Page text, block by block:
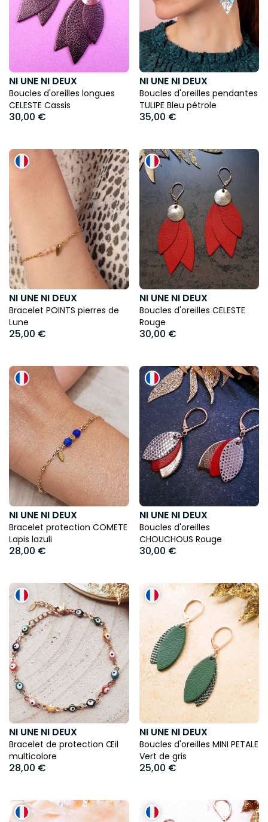
NI UNE NI DEUX
Boucles d'oreilles longues
CELESTE Cassis
30,00 €
NI UNE NI DEUX
Boucles d'oreilles pendantes
TULIPE Bleu pétrole
35,00 €
NI UNE NI DEUX
Bracelet POINTS pierres de
Lune
25,00 €
NI UNE NI DEUX
Boucles d'oreilles CELESTE
Rouge
30,00 €
NI UNE NI DEUX
Bracelet protection COMETE
Lapis lazuli
28,00 €
NI UNE NI DEUX
Boucles d'oreilles
CHOUCHOUS Rouge
30,00 €
NI UNE NI DEUX
Bracelet de protection Œil
multicolore
28,00 €
NI UNE NI DEUX
Boucles d'oreilles MINI PETALE
Vert de gris
25,00 €